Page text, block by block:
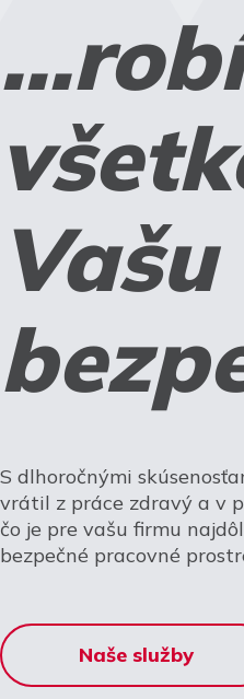
Vašu
S dlhoročnými
vrátil z práce zdravý a v
čo je pre vašu firmu
bezpečné pracovné
Naše služby